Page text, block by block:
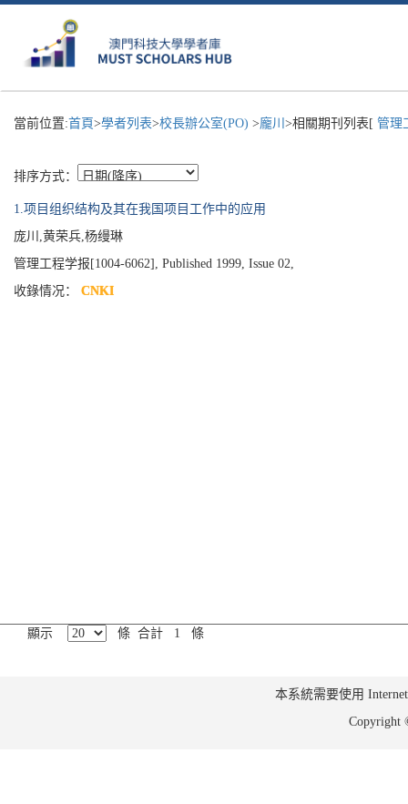
當前位置:首頁>學者列表>校長辦公室(PO) >龐川 >相關期刊列表[ 管理
排序方式：
1.项目组织结构及其在我国项目工作中的应用
庞川,黄荣兵,杨缦琳
管理工程学报[1004-6062], Published 1999, Issue 02,
收錄情况： CNKI
顯示 條 合計 1 條
本系統需要使用
Copyright